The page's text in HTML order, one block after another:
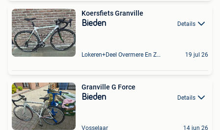
Koersfiets Granville
Bieden Details
Lokeren+Deel Overmere En Zele 19 jul 26
Granville G Force
Bieden Details
Vosselaar 14 jun 26